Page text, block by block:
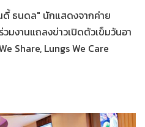
ธนดล" นักแสดงจากค่าย
มงานแถลงข่าวเปิดตัวเข็มวันอา
Share, Lungs We Care